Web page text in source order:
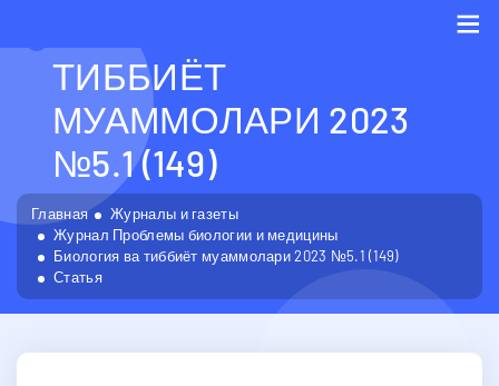
ТИББИЁТ
МУАММОЛАРИ 2023
№5.1 (149)
Главная
Журналы и газеты
Журнал Проблемы биологии и медицины
Биология ва тиббиёт муаммолари 2023 №5.1 (149)
Статья